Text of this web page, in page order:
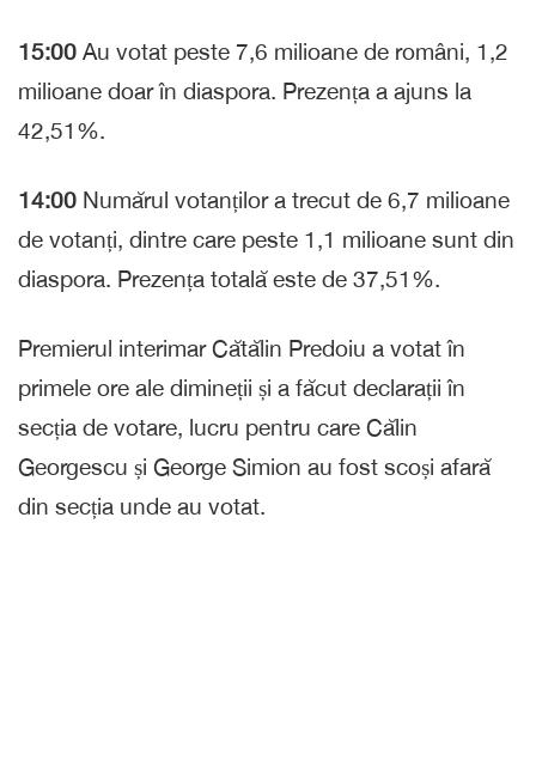
15:00 Au votat peste 7,6 milioane de români, 1,2
milioane doar în diaspora. Prezența a ajuns la
42,51%.
14:00 Numărul votanților a trecut de 6,7 milioane
de votanți, dintre care peste 1,1 milioane sunt din
diaspora. Prezența totală este de 37,51%.
Premierul interimar Cătălin Predoiu a votat în
primele ore ale dimineții și a făcut declarații în
secția de votare, lucru pentru care Călin
Georgescu și George Simion au fost scoși afară
din secția unde au votat.